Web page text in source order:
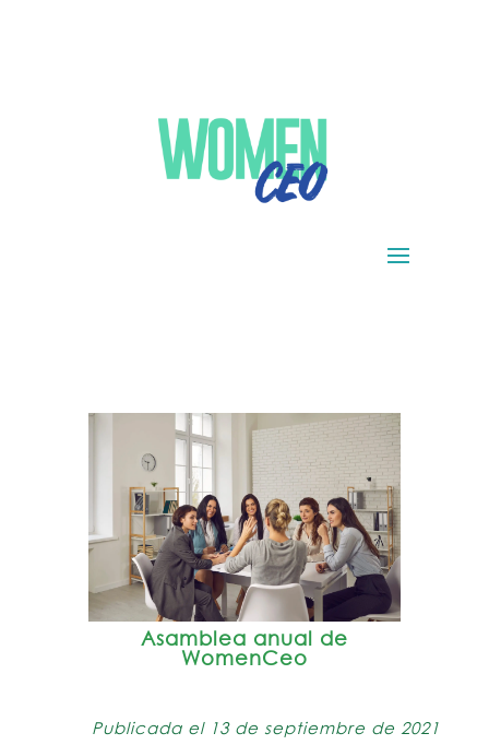
Asamblea anual de
WomenCeo
Publicada el 13 de septiembre de 2021